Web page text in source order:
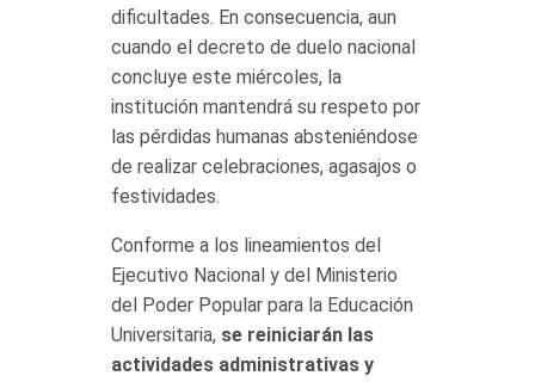
dificultades. En consecuencia, aun
cuando el decreto de duelo nacional
concluye este miércoles, la
institución mantendrá su respeto por
las pérdidas humanas absteniéndose
de realizar celebraciones, agasajos o
festividades.
Conforme a los lineamientos del
Ejecutivo Nacional y del Ministerio
del Poder Popular para la Educación
Universitaria,se reiniciarán las
actividades administrativas y